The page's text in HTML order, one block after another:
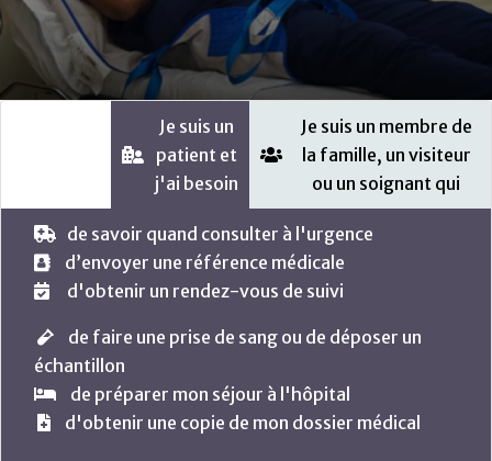
Je suis un
patient et
j'ai besoin
Je suis un membre de
la famille, un visiteur
ou un soignant qui
de savoir quand consulter à l'urgence
d’envoyer une référence médicale
d'obtenir un rendez-vous de suivi
de faire une prise de sang ou de déposer un
échantillon
de préparer mon séjour à l'hôpital
d'obtenir une copie de mon dossier médical